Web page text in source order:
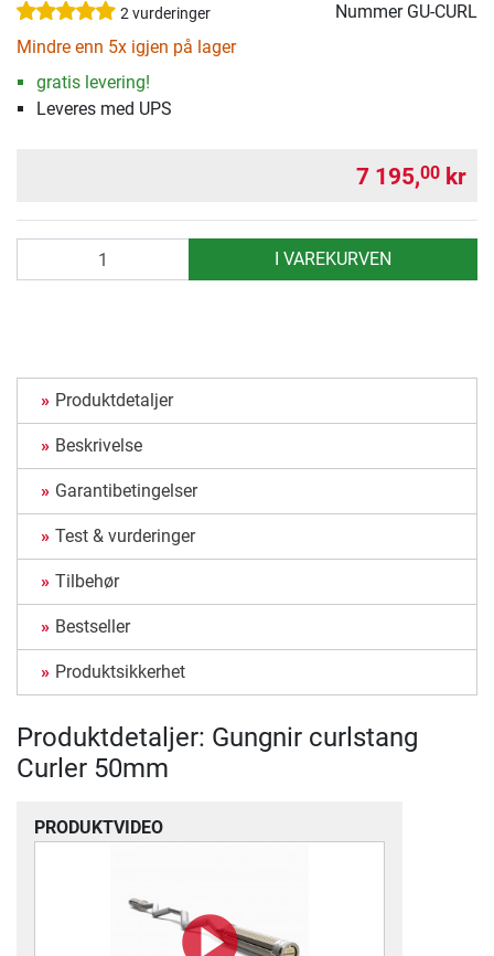
2 vurderinger Nummer GU-CURL
Mindre enn 5x igjen på lager
gratis levering!
Leveres med UPS
7 195,00 kr
I VAREKURVEN
Produktdetaljer
Beskrivelse
Garantibetingelser
Test & vurderinger
Tilbehør
Bestseller
Produktsikkerhet
Produktdetaljer: Gungnir curlstang
Curler 50mm
PRODUKTVIDEO